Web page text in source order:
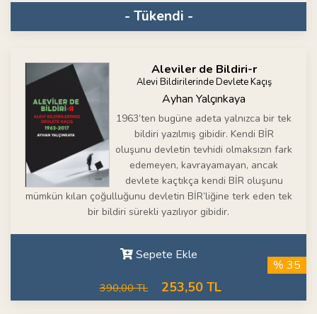
- Tükendi -
Aleviler de Bildiri-r
Alevi Bildirilerinde Devlete Kaçış
Ayhan Yalçınkaya
1963’ten bugüne adeta yalnızca bir tek
bildiri yazılmış gibidir. Kendi BİR
oluşunu devletin tevhidi olmaksızın fark
edemeyen, kavrayamayan, ancak
devlete kaçtıkça kendi BİR oluşunu
mümkün kılan çoğulluğunu devletin BİR’liğine terk eden tek
bir bildiri sürekli yazılıyor gibidir.
Sepete Ekle
390,00 TL 253,50 TL
% 35